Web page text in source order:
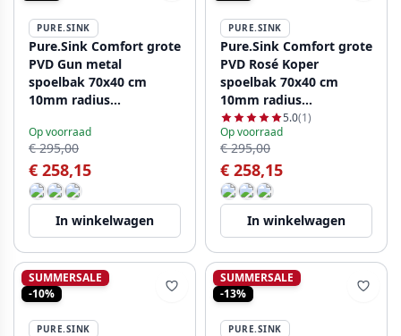
PURE.SINK
Pure.Sink Comfort grote
PVD Gun metal
spoelbak 70x40 cm
10mm radius
en opbouw PCM7040-61
Op voorraad
€ 295,00
€ 258,15
In winkelwagen
PURE.SINK
Pure.Sink Comfort grote
PVD Rosé Koper
spoelbak 70x40 cm
10mm radius
onderbouw, vlakbouw
en opbouw PCM7040-62
5.0(1)
Op voorraad
€ 295,00
€ 258,15
In winkelwagen
SUMMERSALE
-10%
PURE.SINK
SUMMERSALE
-13%
PURE.SINK